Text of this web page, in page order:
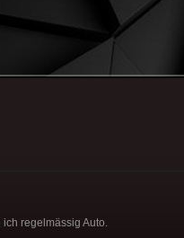
regelmässig Auto.